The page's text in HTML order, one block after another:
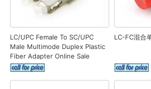
LC/UPC Female To SC/UPC
Male Multimode Duplex Plastic
Fiber Adapter Online Sale
LC-FC混合